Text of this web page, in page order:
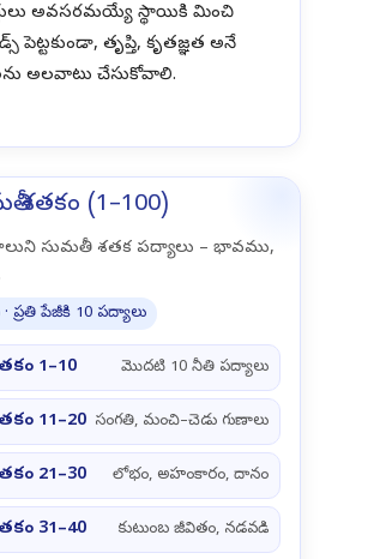
అవసరమయ్యే స్థాయికి మించి
పెట్టకుండా, తృప్తి, కృతజ్ఞత అనే
అలవాటు చేసుకోవాలి.
శతకం (1–100)
సుమతీ శతక పద్యాలు – భావము,
ప్రతి పేజీకి 10 పద్యాలు
1–10 మొదటి 10 నీతి పద్యాలు
11–20 సంగతి, మంచి–చెడు గుణాలు
21–30 లోభం, అహంకారం, దానం
31–40 కుటుంబ జీవితం, నడవడి